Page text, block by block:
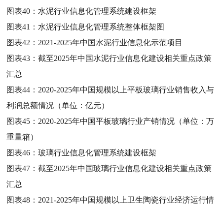
图表40： 水泥行业信息化管理系统建设框架
图表41： 水泥行业信息化管理系统整体框架图
图表42： 2021-2025年中国水泥行业信息化示范项目
图表43：截至2025年中国水泥行业信息化建设相关重点政策
汇总
图表44： 2020-2025年中国规模以上平板玻璃行业销售收入与
利润总额情况（单位：亿元）
图表45： 2020-2025年中国平板玻璃行业产销情况（单位：万
重量箱）
图表46：玻璃行业信息化管理系统建设框架
图表47：截至2025年中国玻璃行业信息化建设相关重点政策
汇总
图表48： 2021-2025年中国规模以上卫生陶瓷行业经济运行情